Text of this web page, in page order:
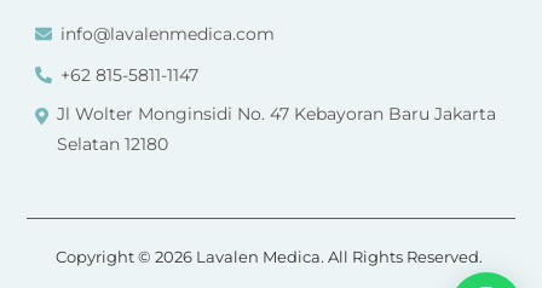
info@lavalenmedica.com
+62 815-5811-1147
Jl Wolter Monginsidi No. 47 Kebayoran Baru Jakarta
Selatan 12180
Copyright © 2026 Lavalen Medica. All Rights Reserved.